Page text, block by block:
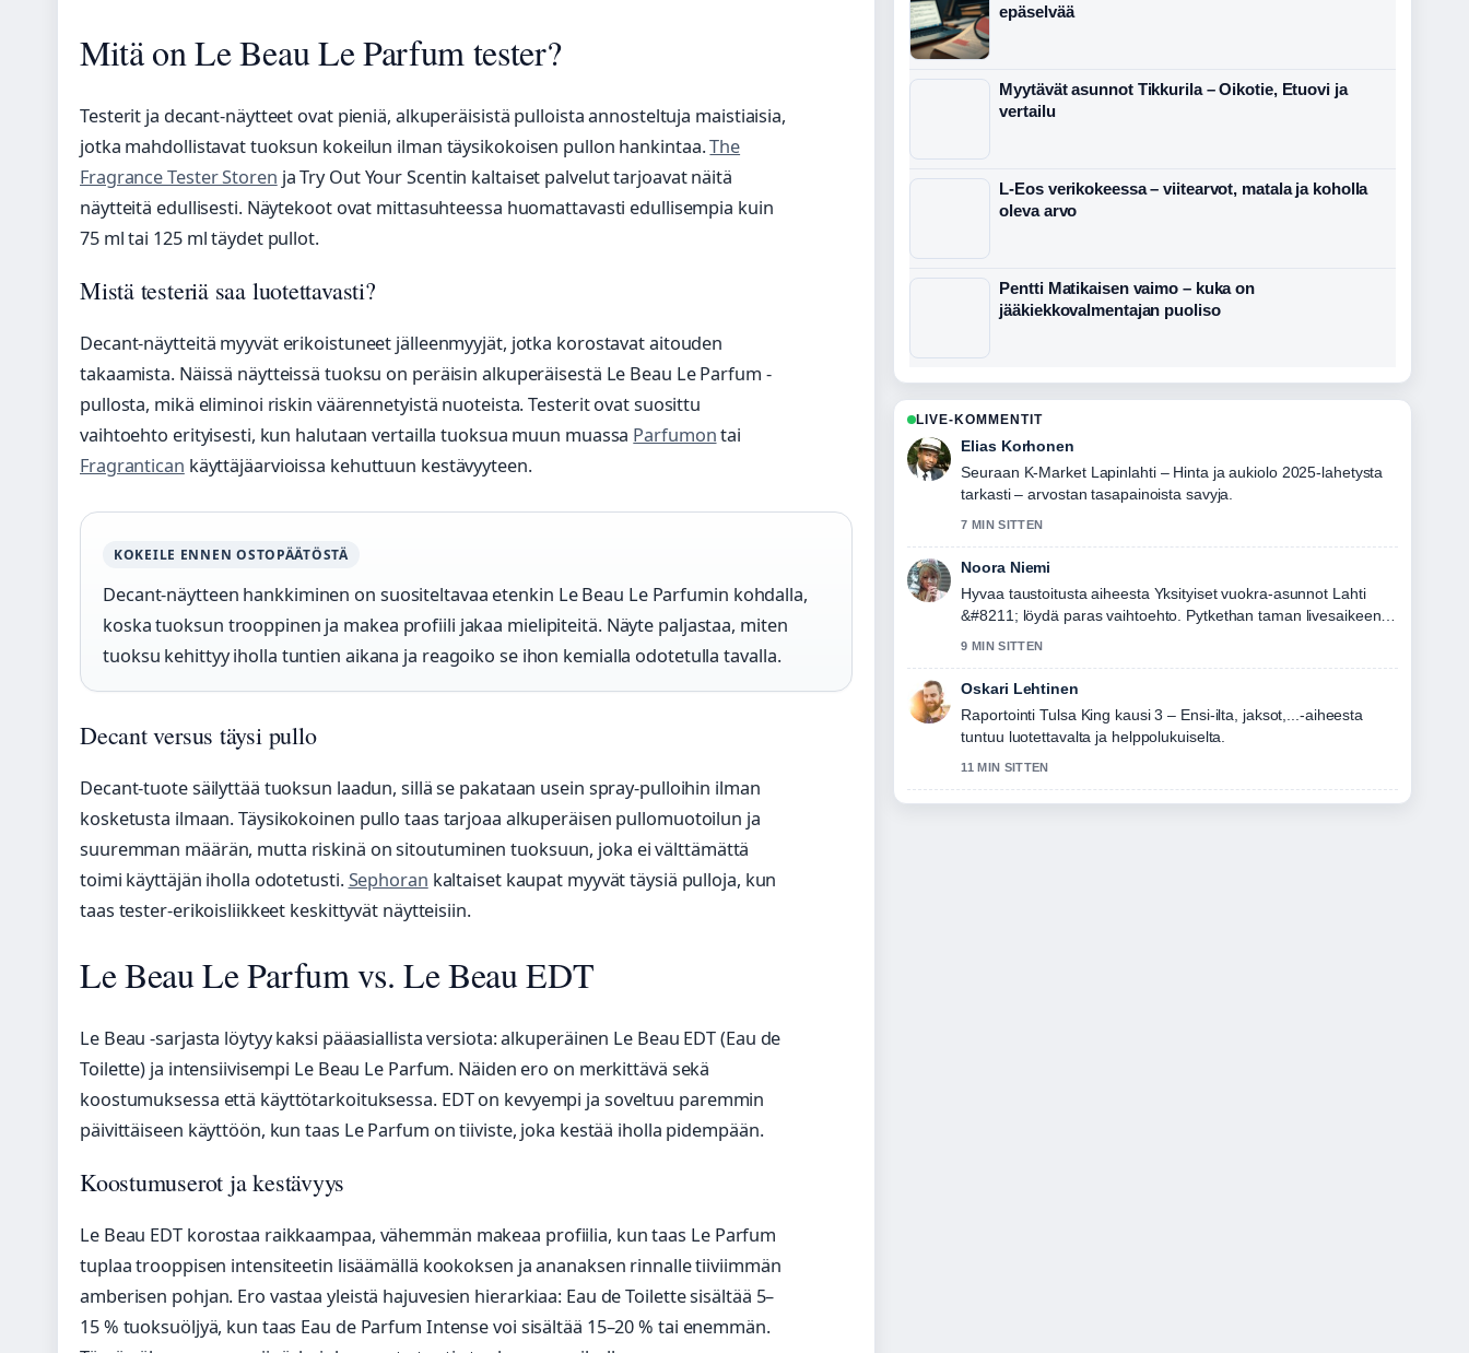
Mitä on Le Beau Le Parfum tester?
Testerit ja decant-näytteet ovat pieniä, alkuperäisistä pulloista annosteltuja maistiaisia,
jotka mahdollistavat tuoksun kokeilun ilman täysikokoisen pullon hankintaa.The
Fragrance Tester Storen ja Try Out Your Scentin kaltaiset palvelut tarjoavat näitä
näytteitä edullisesti. Näytekoot ovat mittasuhteessa huomattavasti edullisempia kuin
75 ml tai 125 ml täydet pullot.
Mistä testeriä saa luotettavasti?
Decant-näytteitä myyvät erikoistuneet jälleenmyyjät, jotka korostavat aitouden
takaamista. Näissä näytteissä tuoksu on peräisin alkuperäisestä Le Beau Le Parfum -
pullosta, mikä eliminoi riskin väärennetyistä nuoteista. Testerit ovat suosittu
vaihtoehto erityisesti, kun halutaan vertailla tuoksua muun muassa Parfumontai
Fragrantican käyttäjäarvioissa kehuttuun kestävyyteen.
KOKEILE ENNEN OSTOPÄÄTÖSTÄ
Decant-näytteen hankkiminen on suositeltavaa etenkin Le Beau Le Parfumin kohdalla,
koska tuoksun trooppinen ja makea profiili jakaa mielipiteitä. Näyte paljastaa, miten
tuoksu kehittyy iholla tuntien aikana ja reagoiko se ihon kemialla odotetulla tavalla.
Decant versus täysi pullo
Decant-tuote säilyttää tuoksun laadun, sillä se pakataan usein spray-pulloihin ilman
kosketusta ilmaan. Täysikokoinen pullo taas tarjoaa alkuperäisen pullomuotoilun ja
suuremman määrän, mutta riskinä on sitoutuminen tuoksuun, joka ei välttämättä
toimi käyttäjän iholla odotetusti.Sephoran kaltaiset kaupat myyvät täysiä pulloja, kun
taas tester-erikoisliikkeet keskittyvät näytteisiin.
Le Beau Le Parfum vs. Le Beau EDT
Le Beau -sarjasta löytyy kaksi pääasiallista versiota: alkuperäinen Le Beau EDT (Eau de
Toilette) ja intensiivisempi Le Beau Le Parfum. Näiden ero on merkittävä sekä
koostumuksessa että käyttötarkoituksessa. EDT on kevyempi ja soveltuu paremmin
päivittäiseen käyttöön, kun taas Le Parfum on tiiviste, joka kestää iholla pidempään.
Koostumuserot ja kestävyys
Le Beau EDT korostaa raikkaampaa, vähemmän makeaa profiilia, kun taas Le Parfum
tuplaa trooppisen intensiteetin lisäämällä kookoksen ja ananaksen rinnalle tiiviimmän
amberisen pohjan. Ero vastaa yleistä hajuvesien hierarkiaa: Eau de Toilette sisältää 5–
15 % tuoksuöljyä, kun taas Eau de Parfum Intense voi sisältää 15–20 % tai enemmän.
epäselvää
Myytävät asunnot Tikkurila – Oikotie, Etuovi ja
vertailu
L-Eos verikokeessa – viitearvot, matala ja koholla
oleva arvo
Pentti Matikaisen vaimo – kuka on
jääkiekkovalmentajan puoliso
LIVE-KOMMENTIT
Elias Korhonen
Seuraan K-Market Lapinlahti – Hinta ja aukiolo 2025-lahetysta
tarkasti – arvostan tasapainoista savyja.
7 MIN SITTEN
Noora Niemi
Hyvaa taustoitusta aiheesta Yksityiset vuokra-asunnot Lahti
&#8211; löydä paras vaihtoehto. Pytkethan taman livesaikeen
9 MIN SITTEN
Oskari Lehtinen
Raportointi Tulsa King kausi 3 – Ensi-ilta, jaksot,...-aiheesta
tuntuu luotettavalta ja helppolukuiselta.
11 MIN SITTEN